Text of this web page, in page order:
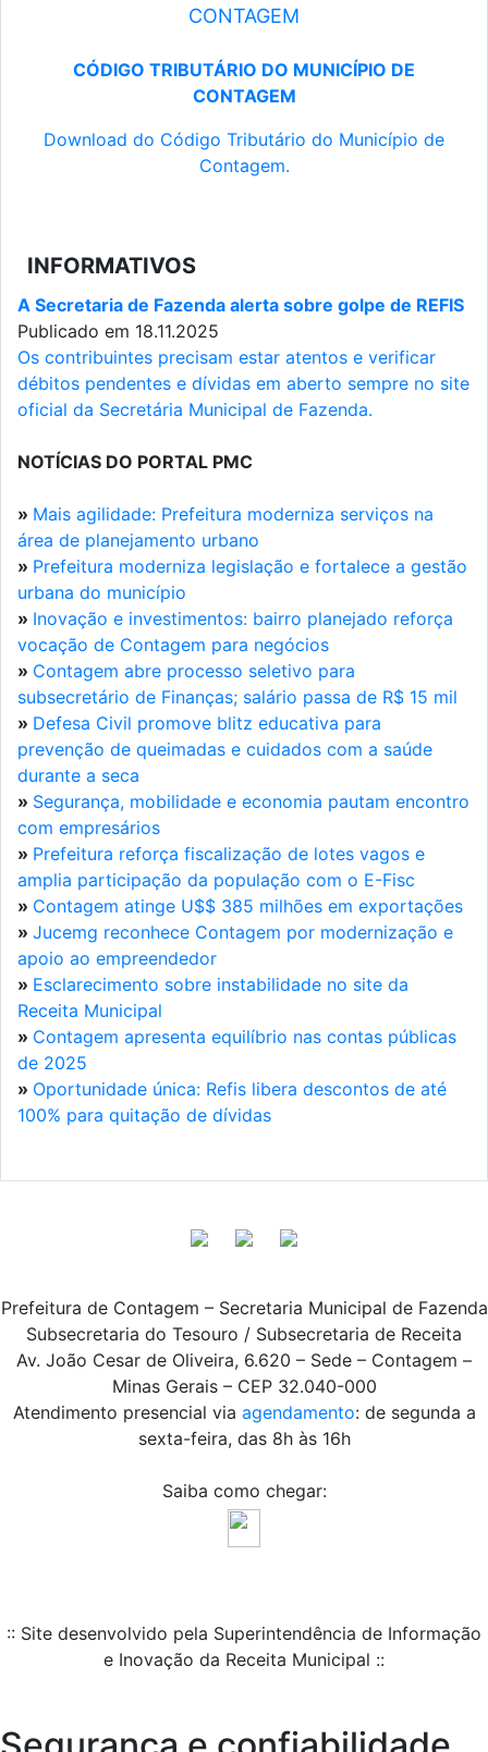
CONTAGEM
CÓDIGO TRIBUTÁRIO DO MUNICÍPIO DE
CONTAGEM
Download do Código Tributário do Município de
Contagem.
INFORMATIVOS
A Secretaria de Fazenda alerta sobre golpe de REFIS
Publicado em 18.11.2025
Os contribuintes precisam estar atentos e verificar
débitos pendentes e dívidas em aberto sempre no site
oficial da Secretária Municipal de Fazenda.
NOTÍCIAS DO PORTAL PMC
» Mais agilidade: Prefeitura moderniza serviços na
área de planejamento urbano
» Prefeitura moderniza legislação e fortalece a gestão
urbana do município
» Inovação e investimentos: bairro planejado reforça
vocação de Contagem para negócios
» Contagem abre processo seletivo para
subsecretário de Finanças; salário passa de R$ 15 mil
» Defesa Civil promove blitz educativa para
prevenção de queimadas e cuidados com a saúde
durante a seca
» Segurança, mobilidade e economia pautam encontro
com empresários
» Prefeitura reforça fiscalização de lotes vagos e
amplia participação da população com o E-Fisc
» Contagem atinge U$$ 385 milhões em exportações
» Jucemg reconhece Contagem por modernização e
apoio ao empreendedor
» Esclarecimento sobre instabilidade no site da
Receita Municipal
» Contagem apresenta equilíbrio nas contas públicas
de 2025
» Oportunidade única: Refis libera descontos de até
100% para quitação de dívidas
Prefeitura de Contagem – Secretaria Municipal de Fazenda
Subsecretaria do Tesouro / Subsecretaria de Receita
Av. João Cesar de Oliveira, 6.620 – Sede – Contagem –
Minas Gerais – CEP 32.040-000
Atendimento presencial via agendamento: de segunda a
sexta-feira, das 8h às 16h
Saiba como chegar:
:: Site desenvolvido pela Superintendência de Informação
e Inovação da Receita Municipal ::